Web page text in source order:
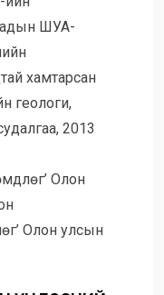
ШУА-
хамтарсан
геологи,
2013
Олон
Олон улсын